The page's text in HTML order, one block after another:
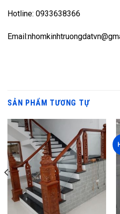
Hotline: 0933638366
SẢN PHẨM TƯƠNG TỰ